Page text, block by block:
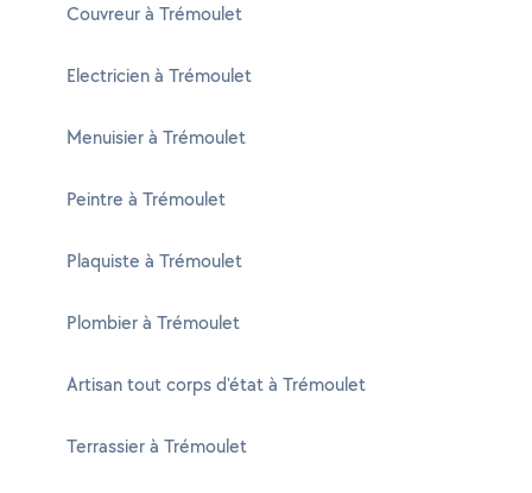
Couvreur à Trémoulet
Electricien à Trémoulet
Menuisier à Trémoulet
Peintre à Trémoulet
Plaquiste à Trémoulet
Plombier à Trémoulet
Artisan tout corps d'état à Trémoulet
Terrassier à Trémoulet